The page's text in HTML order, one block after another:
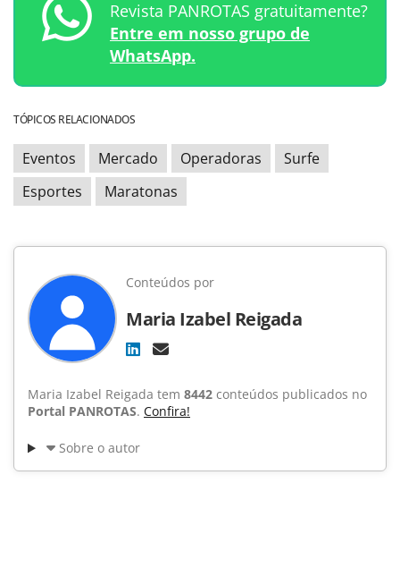
Revista PANROTAS gratuitamente?
Entre em nosso grupo de
WhatsApp.
TÓPICOS RELACIONADOS
Eventos Mercado Operadoras
Surfe
Esportes
Maratonas
Conteúdos por
Maria Izabel Reigada
Maria Izabel Reigada tem 8442 conteúdos publicados no
Portal PANROTAS. Confira!
Sobre o autor